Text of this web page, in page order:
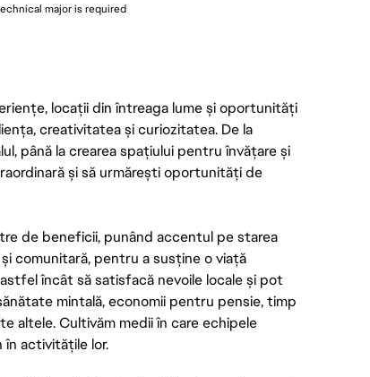
major is required
locații din întreaga lume și oportunități
creativitatea și curiozitatea. De la
până la crearea spațiului pentru învățare și
și să urmărești oportunități de
de beneficii, punând accentul pe starea
comunitară, pentru a susține o viață
încât să satisfacă nevoile locale și pot
mintală, economii pentru pensie, timp
altele. Cultivăm medii în care echipele
activitățile lor.